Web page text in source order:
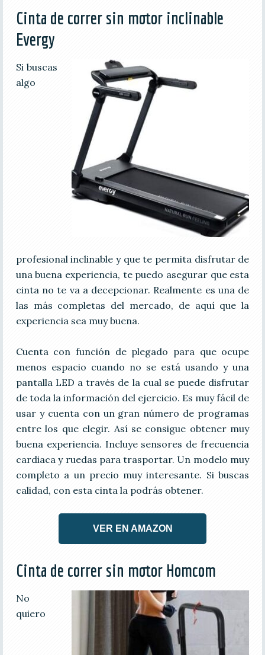
Cinta de correr sin motor inclinable
Evergy
Si buscas
algo
profesional inclinable y que te permita disfrutar de
una buena experiencia, te puedo asegurar que esta
cinta no te va a decepcionar. Realmente es una de
las más completas del mercado, de aquí que la
experiencia sea muy buena.
Cuenta con función de plegado para que ocupe
menos espacio cuando no se está usando y una
pantalla LED a través de la cual se puede disfrutar
de toda la información del ejercicio. Es muy fácil de
usar y cuenta con un gran número de programas
entre los que elegir. Así se consigue obtener muy
buena experiencia. Incluye sensores de frecuencia
cardiaca y ruedas para trasportar. Un modelo muy
completo a un precio muy interesante. Si buscas
calidad, con esta cinta la podrás obtener.
VER EN AMAZON
Cinta de correr sin motor Homcom
No
quiero